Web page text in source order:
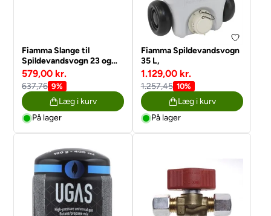
Fiamma Slange til
Spildevandsvogn 23 og
40 L,
579,00 kr.
637,76 9%
Læg i kurv
På lager
Fiamma Spildevandsvogn
35 L,
1.129,00 kr.
1.257,45 10%
Læg i kurv
På lager